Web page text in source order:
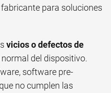
para soluciones
vicios o defectos de
del dispositivo.
software pre-
no cumplen las